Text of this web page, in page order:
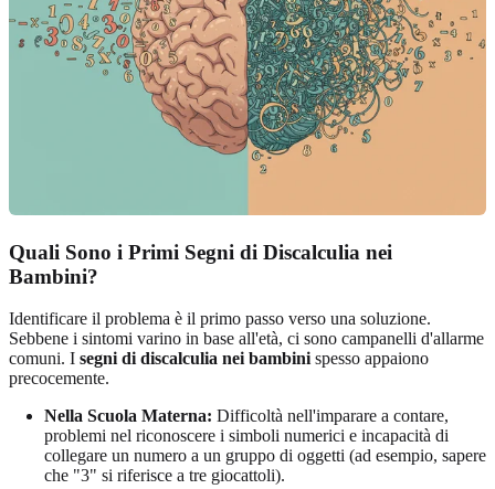
Quali Sono i Primi Segni di Discalculia nei
Bambini?
Identificare il problema è il primo passo verso una soluzione.
Sebbene i sintomi varino in base all'età, ci sono campanelli d'allarme
comuni. I segni di discalculia nei bambinispesso appaiono
precocemente.
Nella Scuola Materna: Difficoltà nell'imparare a contare,
problemi nel riconoscere i simboli numerici e incapacità di
collegare un numero a un gruppo di oggetti (ad esempio, sapere
che "3" si riferisce a tre giocattoli).